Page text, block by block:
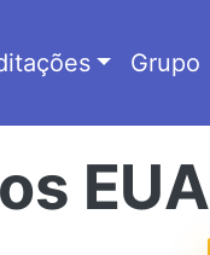
Grupo
EUA